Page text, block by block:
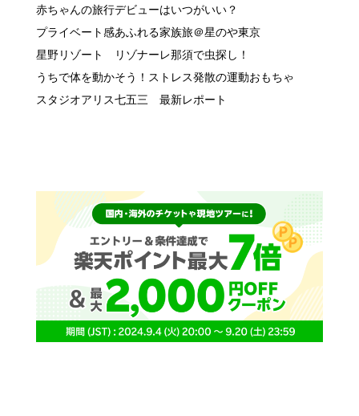
赤ちゃんの旅行デビューはいつがいい？
プライベート感あふれる家族旅＠星のや東京
星野リゾート リゾナーレ那須で虫探し！
うちで体を動かそう！ストレス発散の運動おもちゃ
スタジオアリス七五三 最新レポート